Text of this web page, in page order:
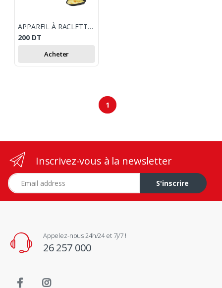
APPAREIL À RACLETTE COLORMANIA 3 EN 1 TEFAL RE12A512 / ROUGE
200 DT
Acheter
1
Inscrivez-vous à la newsletter
Adresse e-mail
S'inscrire
Appelez-nous 24h/24 et 7j/7 !
26 257 000